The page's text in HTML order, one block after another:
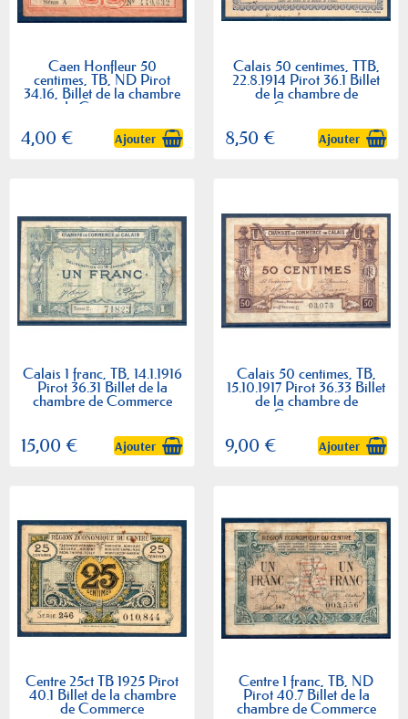
Caen Honfleur 50
centimes, TB, ND Pirot
34.16, Billet de la chambre
de Commerce
4,00 € Ajouter
Calais 50 centimes, TTB,
22.8.1914 Pirot 36.1 Billet
de la chambre de
Commerce
8,50 € Ajouter
Calais 1 franc, TB, 14.1.1916
Pirot 36.31 Billet de la
chambre de Commerce
15,00 € Ajouter
Calais 50 centimes, TB,
15.10.1917 Pirot 36.33 Billet
de la chambre de
Commerce
9,00 € Ajouter
Centre 25ct TB 1925 Pirot
40.1 Billet de la chambre
de Commerce
Centre 1 franc, TB, ND
Pirot 40.7 Billet de la
chambre de Commerce